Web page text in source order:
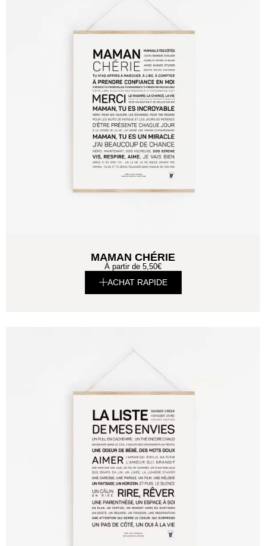
MAMAN CHÉRIE
À partir de 5,50€
ACHAT RAPIDE